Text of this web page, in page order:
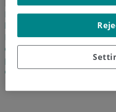
La doctora Rita Rodrigues,
hospital y centro médico
Henares y del Hospital
qué consiste la terapia
para tratar ciertas lesiones
de la piel